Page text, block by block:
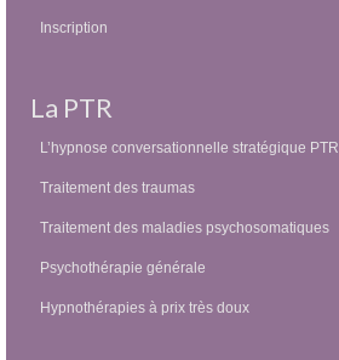
Inscription
La PTR
L’hypnose conversationnelle stratégique PTR
Traitement des traumas
Traitement des maladies psychosomatiques
Psychothérapie générale
Hypnothérapies à prix très doux